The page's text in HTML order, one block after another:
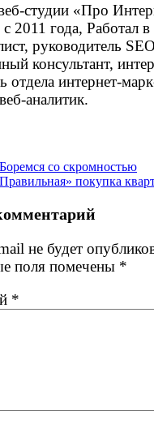
студии «Про
2011 года, Работал
руководитель
консультант,
отдела интернет-
аналитик.
Предыдущая
запись:
Боремся со скромностью
покупка
не будет
поля помечены *
*